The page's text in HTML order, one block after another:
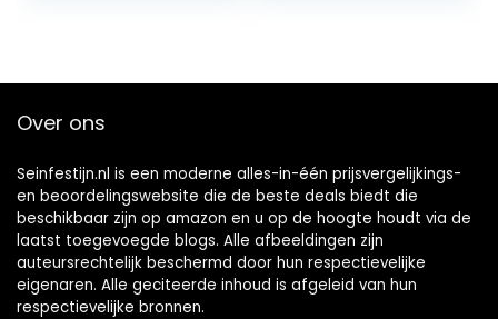
Over ons
Seinfestijn.nl is een moderne alles-in-één prijsvergelijkings-
en beoordelingswebsite die de beste deals biedt die
beschikbaar zijn op amazon en u op de hoogte houdt via de
laatst toegevoegde blogs. Alle afbeeldingen zijn
auteursrechtelijk beschermd door hun respectievelijke
eigenaren. Alle geciteerde inhoud is afgeleid van hun
respectievelijke bronnen.